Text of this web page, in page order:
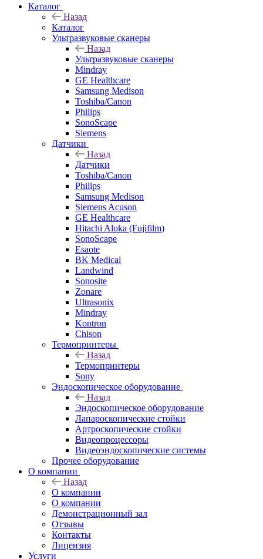
Каталог
Назад
Каталог
Ультразвуковые сканеры
Назад
Ультразвуковые сканеры
Mindray
GE Healthcare
Samsung Medison
Toshiba/Canon
Philips
SonoScape
Siemens
Датчики
Назад
Датчики
Toshiba/Canon
Philips
Samsung Medison
Siemens Acuson
GE Healthcare
Hitachi Aloka (Fujifilm)
SonoScape
Esaote
BK Medical
Landwind
Sonosite
Zonare
Ultrasonix
Mindray
Kontron
Chison
Термопринтеры
Назад
Термопринтеры
Sony
Эндоскопическое оборудование
Назад
Эндоскопическое оборудование
Лапароскопические стойки
Артроскопические стойки
Видеопроцессоры
Видеоэндоскопические системы
Прочее оборудование
О компании
Назад
О компании
О компании
Демонстрационный зал
Отзывы
Контакты
Лицензия
Услуги